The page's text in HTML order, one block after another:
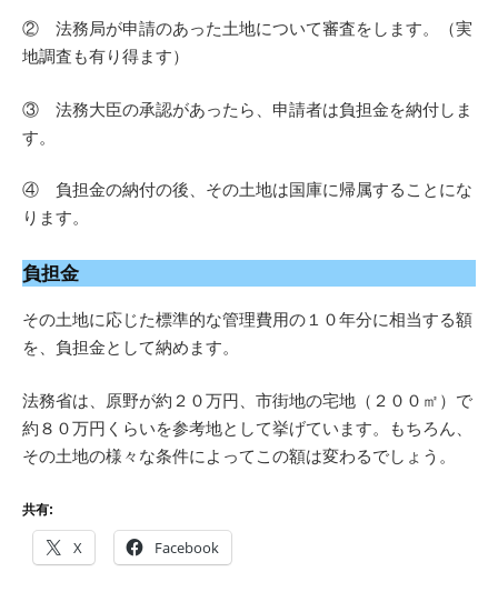
② 法務局が申請のあった土地について審査をします。（実
地調査も有り得ます）
③ 法務大臣の承認があったら、申請者は負担金を納付しま
す。
④ 負担金の納付の後、その土地は国庫に帰属することにな
ります。
負担金
その土地に応じた標準的な管理費用の１０年分に相当する額
を、負担金として納めます。
法務省は、原野が約２０万円、市街地の宅地（２００㎡）で
約８０万円くらいを参考地として挙げています。もちろん、
その土地の様々な条件によってこの額は変わるでしょう。
共有:
X Facebook